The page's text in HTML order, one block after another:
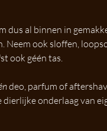
al binnen in
ook sloffen,
ook géén tas.
deo, parfum of
onderlaag van